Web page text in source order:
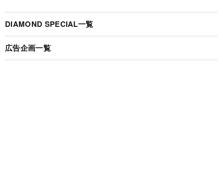
DIAMOND SPECIAL一覧
広告企画一覧